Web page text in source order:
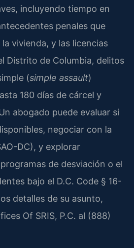
incluyendo tiempo en
penales que
vivienda, y las licencias
Distrito de Columbia, delitos
(simple assault)
180 días de cárcel y
abogado puede evaluar si
negociar con la
DC), y explorar
de desviación o el
bajo el D.C. Code § 16-
detalles de su asunto,
Of SRIS, P.C. al (888)